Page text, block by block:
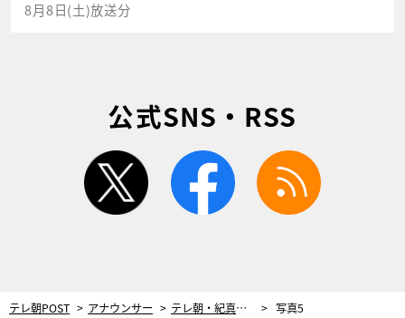
8月8日(土)放送分
公式SNS・RSS
twitter facebook
テレ朝POST アナウンサー テレ朝・紀真耶アナ、3歳長男の“質問”に戸惑い「教えることがとても難しいなと感じた出来事」 写真5